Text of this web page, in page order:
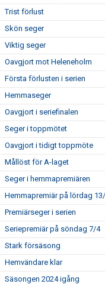
Trist förlust
Skön seger
Viktig seger
Oavgjort mot Heleneholm
Första förlusten i serien
Hemmaseger
Oavgjort i seriefinalen
Seger i toppmötet
Oavgjort i tidigt toppmöte
Mållöst för A-laget
Seger i hemmapremiären
Hemmapremiär på lördag
Premiärseger i serien
Seriepremiär på söndag 7/4
Stark försäsong
Hemvändare klar
Säsongen 2024 igång